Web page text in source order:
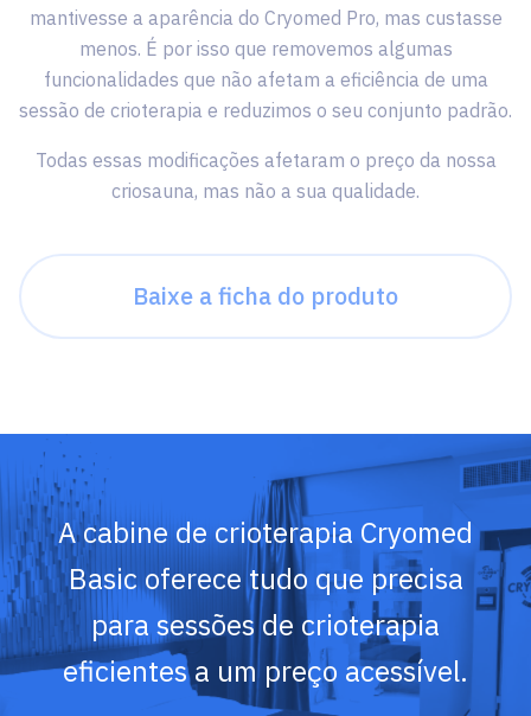
mantivesse a aparência do Cryomed Pro, mas custasse
menos. É por isso que removemos algumas
funcionalidades que não afetam a eficiência de uma
sessão de crioterapia e reduzimos o seu conjunto padrão.
Todas essas modificações afetaram o preço da nossa
criosauna, mas não a sua qualidade.
Baixe a ficha do produto
A cabine de crioterapia Cryomed
Basic oferece tudo que precisa
para sessões de crioterapia
eficientes a um preço acessível.